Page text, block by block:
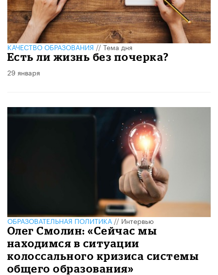
КАЧЕСТВО ОБРАЗОВАНИЯ//Тема дня
Есть ли жизнь без почерка?
29 января
ОБРАЗОВАТЕЛЬНАЯ ПОЛИТИКА//Интервью
Олег Смолин: «Сейчас мы
находимся в ситуации
колоссального кризиса системы
общего образования»